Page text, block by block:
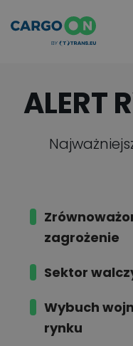
ALERT
zagrożenie
Sektor
Wybuch
rynku